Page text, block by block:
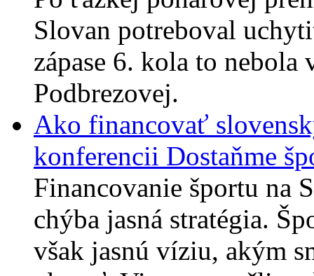
Slovan potreboval
zápase 6. kola to
Podbrezovej.
Ako financovať
konferencii Dostaňme
Financovanie športu na
chýba jasná stratégia.
však jasnú víziu, akým